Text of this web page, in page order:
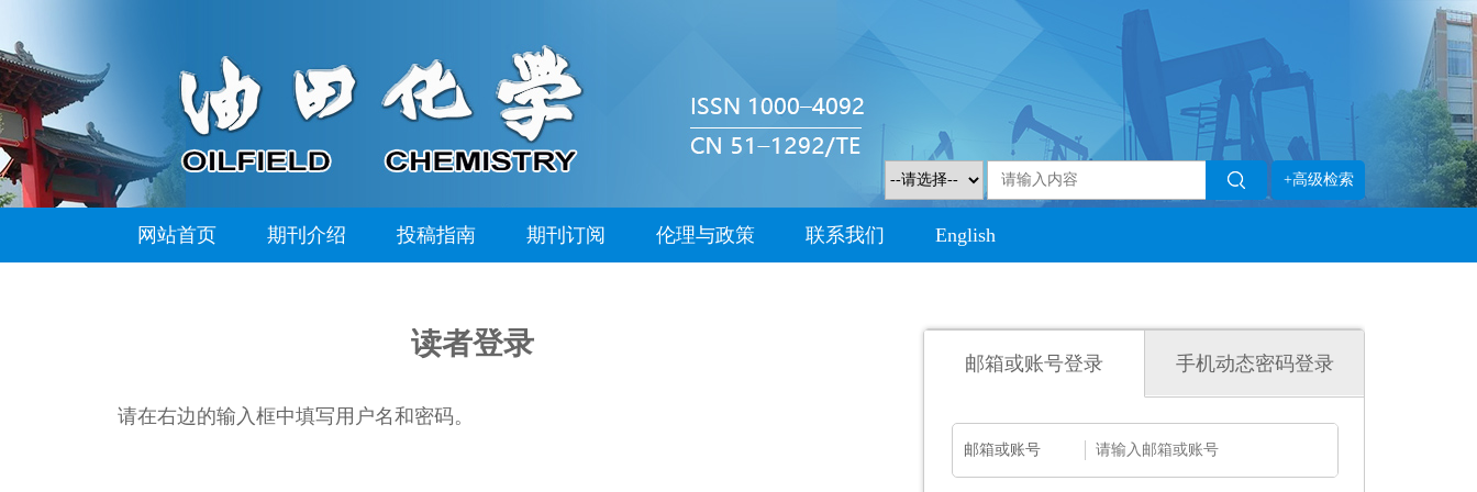
+高级检索
网站首页 期刊介绍 投稿指南 期刊订阅 伦理与政策 联系我们 English
读者登录
请在右边的输入框中填写用户名和密码。
邮箱或账号登录 手机动态密码登录
邮箱或账号